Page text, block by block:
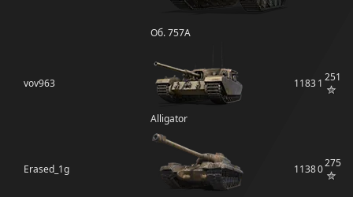
Об. 757А
vov963
Alligator
11831 251
Erased_1g 11380275